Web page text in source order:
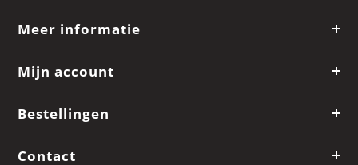
Meer informatie
Mijn account
Bestellingen
Contact